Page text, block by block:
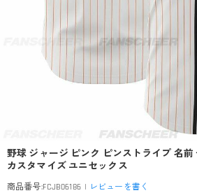
野球 ジャージ ピンク ピンストライプ 名前
カスタマイズ ユニセックス
商品番号:FCJB06186 | レビューを書く